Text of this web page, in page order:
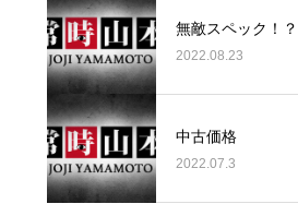
無敵スペック！？
2022.08.23
中古価格
2022.07.3